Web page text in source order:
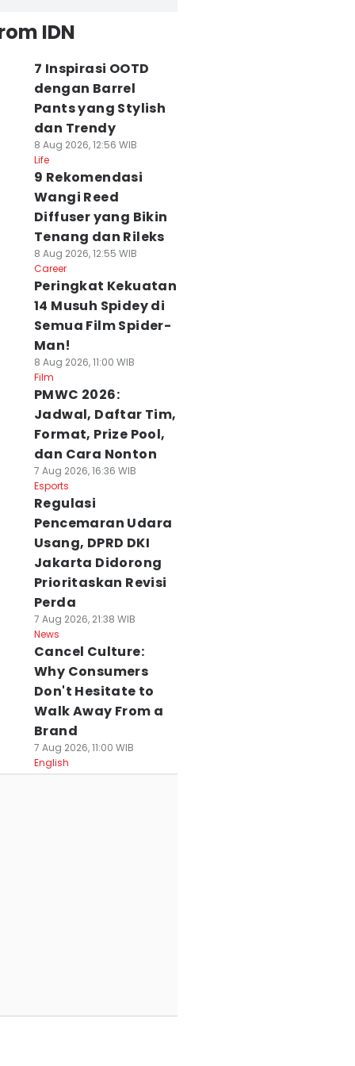
IDN
7 Inspirasi OOTD
dengan Barrel
Pants yang Stylish
dan Trendy
8 Aug 2026, 12:56 WIB
Life
9 Rekomendasi
Wangi Reed
Diffuser yang Bikin
Tenang dan Rileks
8 Aug 2026, 12:55 WIB
Career
Peringkat Kekuatan
14 Musuh Spidey di
Semua Film Spider-
Man!
8 Aug 2026, 11:00 WIB
Film
PMWC 2026:
Jadwal, Daftar Tim,
Format, Prize Pool,
dan Cara Nonton
7 Aug 2026, 16:36 WIB
Esports
Regulasi
Pencemaran Udara
Usang, DPRD DKI
Jakarta Didorong
Prioritaskan Revisi
Perda
7 Aug 2026, 21:38 WIB
News
Cancel Culture:
Why Consumers
Don't Hesitate to
Walk Away From a
Brand
7 Aug 2026, 11:00 WIB
English